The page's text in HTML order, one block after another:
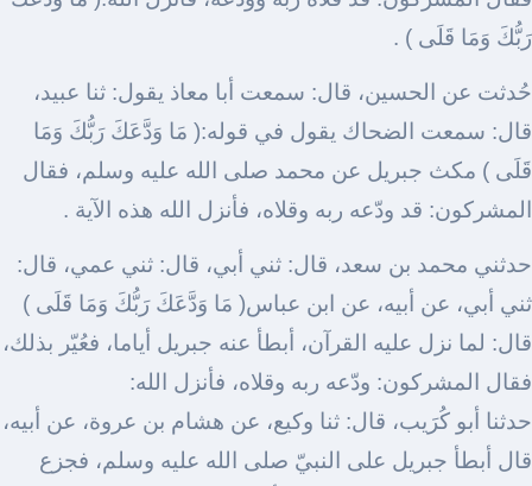
رَبُّكَ وَمَا قَلَى ) .
حُدثت عن الحسين، قال: سمعت أبا معاذ يقول: ثنا عبيد،
قال: سمعت الضحاك يقول في قوله:( مَا وَدَّعَكَ رَبُّكَ وَمَا
قَلَى ) مكث جبريل عن محمد صلى الله عليه وسلم، فقال
المشركون: قد ودّعه ربه وقلاه، فأنزل الله هذه الآية .
حدثني محمد بن سعد، قال: ثني أبي، قال: ثني عمي، قال:
ثني أبي، عن أبيه، عن ابن عباس( مَا وَدَّعَكَ رَبُّكَ وَمَا قَلَى )
قال: لما نزل عليه القرآن، أبطأ عنه جبريل أياما، فعُيّر بذلك،
فقال المشركون: ودّعه ربه وقلاه، فأنزل الله:
حدثنا أبو كُرَيب، قال: ثنا وكيع، عن هشام بن عروة، عن أبيه،
قال أبطأ جبريل على النبيّ صلى الله عليه وسلم، فجزع